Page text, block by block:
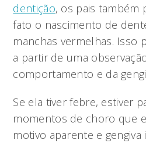
dentição, os pais também
fato o nascimento de
manchas vermelhas. Isso
a partir de uma
comportamento e da
Se ela tiver febre, estiver
momentos de choro que
motivo aparente e